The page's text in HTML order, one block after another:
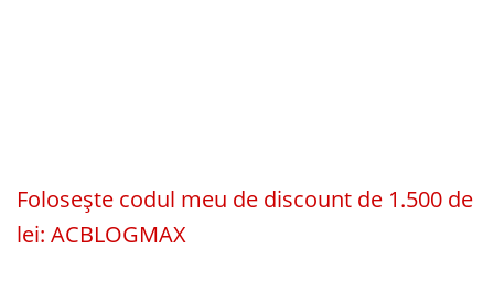
Folosește codul meu de discount de 1.500 de
lei: ACBLOGMAX